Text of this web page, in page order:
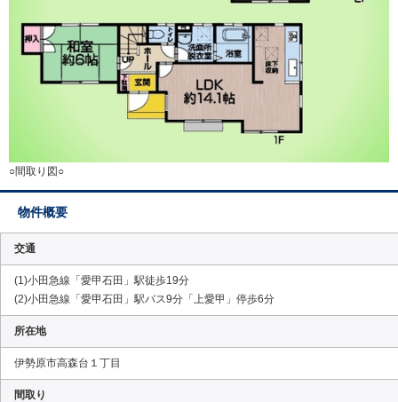
○間取り図○
物件概要
交通
(1)小田急線「愛甲石田」駅徒歩19分
(2)小田急線「愛甲石田」駅バス9分「上愛甲」停歩6分
所在地
伊勢原市高森台１丁目
間取り